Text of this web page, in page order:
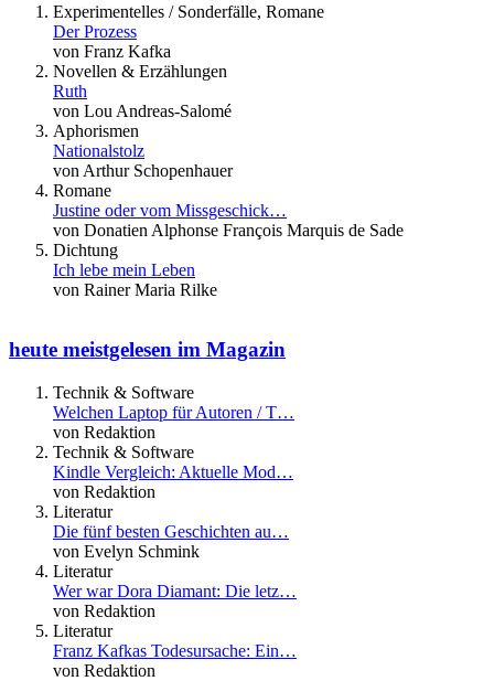
Experimentelles / Sonderfälle, Romane
Der Prozess
von Franz Kafka
Novellen & Erzählungen
Ruth
von Lou Andreas-Salomé
Aphorismen
Nationalstolz
von Arthur Schopenhauer
Romane
Justine oder vom Missgeschick…
von Donatien Alphonse François Marquis de Sade
Dichtung
Ich lebe mein Leben
von Rainer Maria Rilke
heute meistgelesen im Magazin
Technik & Software
Welchen Laptop für Autoren / T…
von Redaktion
Technik & Software
Kindle Vergleich: Aktuelle Mod…
von Redaktion
Literatur
Die fünf besten Geschichten au…
von Evelyn Schmink
Literatur
Wer war Dora Diamant: Die letz…
von Redaktion
Literatur
Franz Kafkas Todesursache: Ein…
von Redaktion